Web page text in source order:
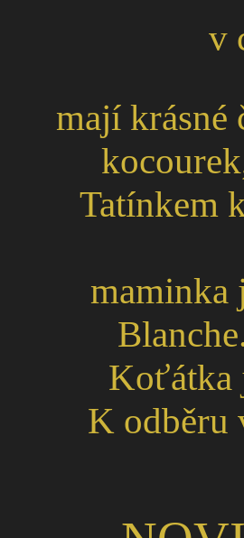
v
mají
Tatínkem
maminka
Koťátka
K odběru